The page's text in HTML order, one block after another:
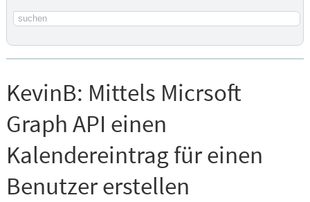
Suchbegriff
KevinB: Mittels Micrsoft
Graph API einen
Kalendereintrag für einen
Benutzer erstellen